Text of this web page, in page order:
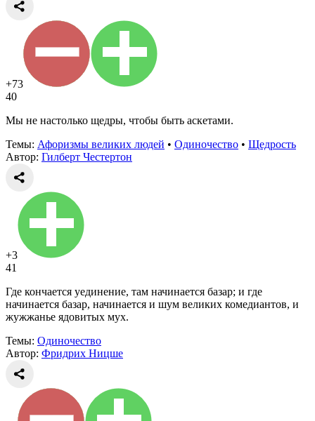
+73
40
Мы не настолько щедры, чтобы быть аскетами.
Темы: Афоризмы великих людей • Одиночество • Щедрость
Автор: Гилберт Честертон
+3
41
Где кончается уединение, там начинается базар; и где
начинается базар, начинается и шум великих комедиантов, и
жужжанье ядовитых мух.
Темы: Одиночество
Автор: Фридрих Ницше